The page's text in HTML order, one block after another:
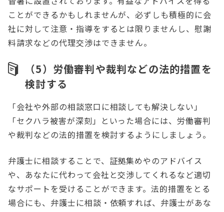
ことができるかもしれませんが、必ずしも積極的に会
社に対して注意・指導をするとは限りませんし、慰謝
料請求などの代理交渉はできません。
（5）労働審判や裁判などの法的措置を
検討する
「会社や外部の相談窓口に相談しても解決しない」
「セクハラ被害が深刻」といった場合には、労働審判
や裁判などの法的措置を検討するようにしましょう。
弁護士に相談することで、証拠集めやのアドバイス
や、あなたに代わって会社と交渉してくれるなど適切
なサポートを受けることができます。法的措置をとる
場合にも、弁護士に相談・依頼すれば、弁護士があな